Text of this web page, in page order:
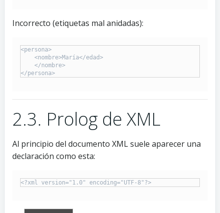
Incorrecto (etiquetas mal anidadas):
<persona>
    <nombre>María</edad>
    </nombre>
2.3. Prolog de XML
Al principio del documento XML suele aparecer una
declaración como esta: